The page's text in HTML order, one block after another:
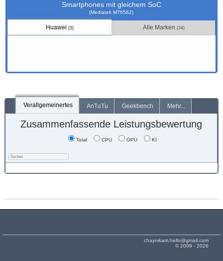
Smartphones mit gleichem SoC
(Mediatek MT6582)
Huawei(3) Alle Marken (34)
Verallgemeinertes AnTuTu Geekbench Mehr...
Zusammenfassende Leistungsbewertung
Total CPU GPU KI
chaynikam.hello@gmail.com
© 2009 - 2026